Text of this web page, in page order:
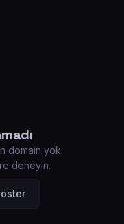
domain yok.
deneyin.